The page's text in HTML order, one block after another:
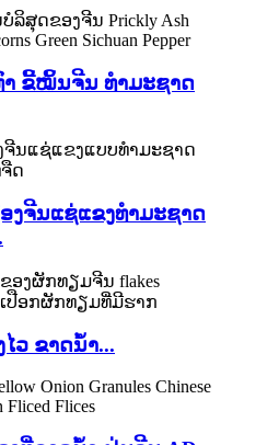
າ ຂີ້ໝິ້ນຈີນ ທຳມະຊາດ
ອງຈີນແຊ່ແຂງທໍາມະຊາດ
ວ ຂາດນໍ້າ...